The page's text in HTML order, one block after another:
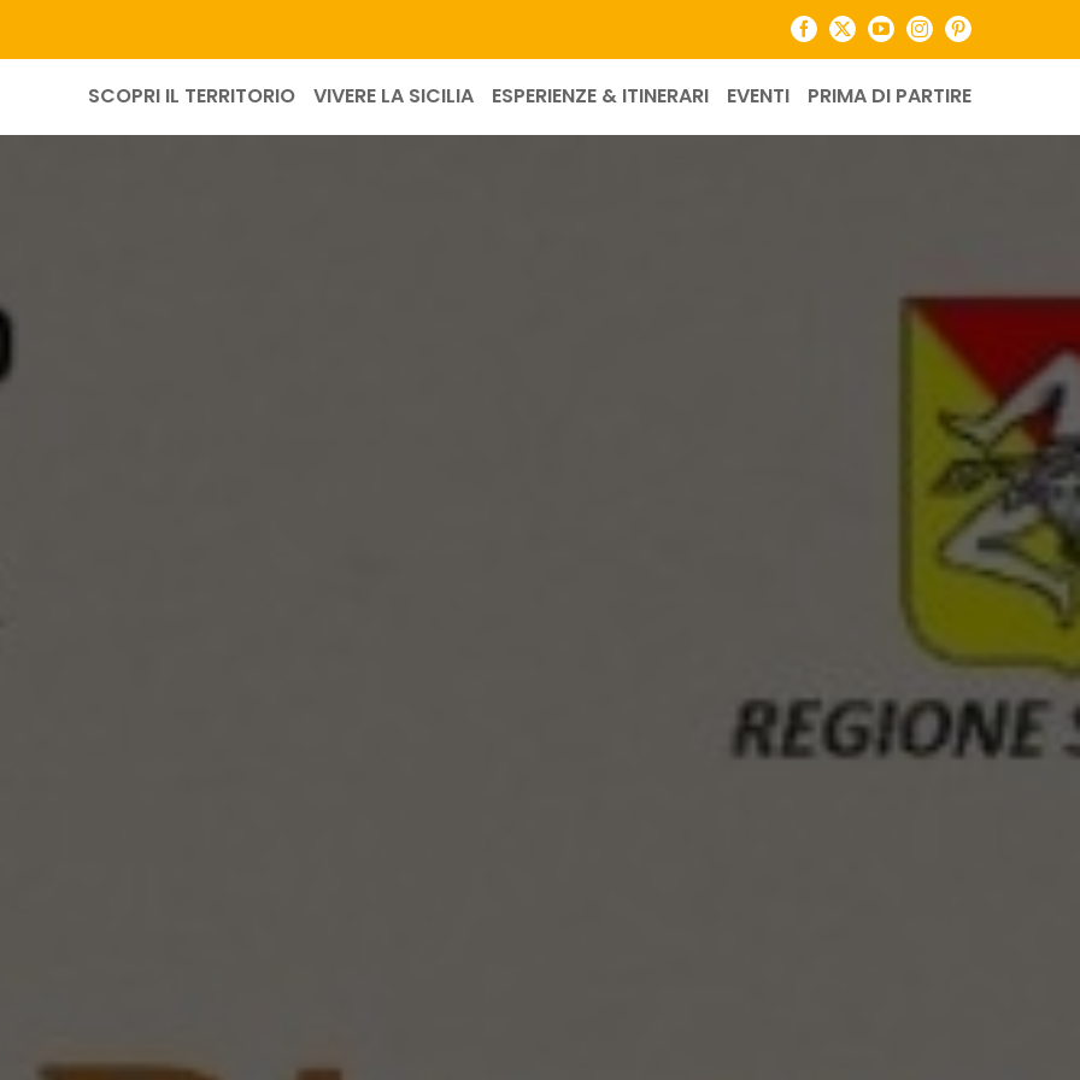
Facebook
X YouTubeInstagramPinterest
SCOPRI IL TERRITORIO VIVERE LA SICILIA ESPERIENZE & ITINERARI EVENTI PRIMA DI PARTIRE